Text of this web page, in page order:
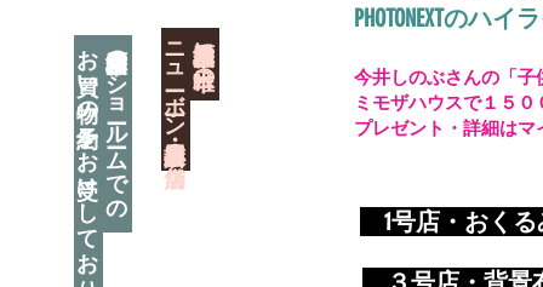
神奈川県相模原市に日本唯一の
​ニューボーン撮影用小道具店・３店舗
PHOTONEXTのハ
神奈川県相模原市のショールームでの
お買い物の予約をお受けしております 1号店・おく
今井しのぶさんの「
ミモザハウスで１５
プレゼント・詳細は